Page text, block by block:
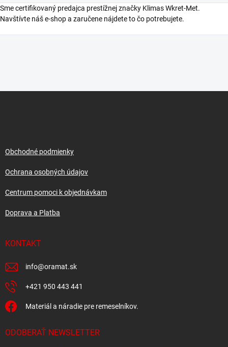
Sme certifikovaný predajca prestížnej značky Klimas Wkret-Met.
Navštívte náš e-shop a zaručene nájdete to čo potrebujete.
Obchodné podmienky
Ochrana osobných údajov
Centrum pomoci k objednávkam
Doprava a Platba
KONTAKT
info@oramat.sk
+421 950 443 441
Materiál a náradie pre remeselníkov.
ODOBERAŤ NEWSLETTER